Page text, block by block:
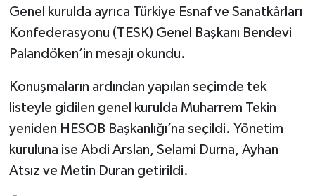
Genel kurulda ayrıca Türkiye Esnaf ve Sanatkârları
Konfederasyonu (TESK) Genel Başkanı Bendevi
Palandöken’in mesajı okundu.
Konuşmaların ardından yapılan seçimde tek
listeyle gidilen genel kurulda Muharrem Tekin
yeniden HESOB Başkanlığı’na seçildi. Yönetim
kuruluna ise Abdi Arslan, Selami Durna, Ayhan
Atsız ve Metin Duran getirildi.